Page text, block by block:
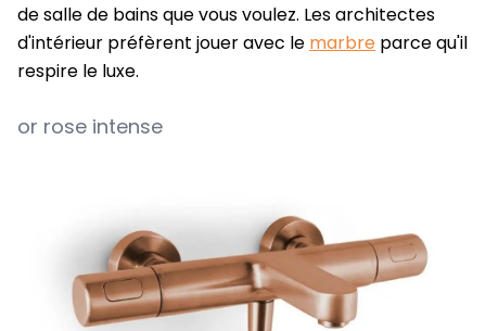
de salle de bains que vous voulez. Les architectes
d'intérieur préfèrent jouer avec le marbre parce qu'il
respire le luxe.
or rose intense